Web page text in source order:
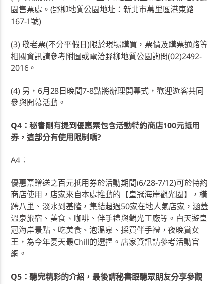
園售票處。(野柳地質公園地址：新北市萬里區港東路
167-1號)
(3) 敬老票(不分平假日)限於現場購買，票價及購票通路等
相關資訊請參考附圖或電洽野柳地質公園詢問(02)2492-
2016。
(4) 另，6月28日晚間7-8點將辦理開幕式，歡迎遊客共同
參與開幕活動。
Q4：秘書剛有提到優惠票包含活動特約商店100元抵用
券，這部分有使用限制嗎?
A4：
優惠票贈送之百元抵用券於活動期間(6/28-7/12)可於特約
商店使用，店家來自本處推動的【皇冠海岸觀光圈】，橫
跨八里、淡水到基隆，集結超過50家在地人氣店家，涵蓋
溫泉旅宿、美食、咖啡、伴手禮與觀光工廠等。白天遊皇
冠海岸景點、吃美食、泡溫泉、採買伴手禮，夜晚賞女
王，為今年夏天最Chill的選擇。店家資訊請參考活動官
網。
Q5：聽完精彩的介紹，最後請秘書跟聽眾朋友分享參觀